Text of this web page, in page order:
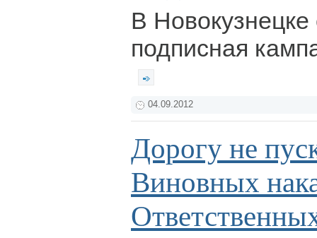
В Новокузнецке
подписная
04.09.2012
Дорогу не
Виновных